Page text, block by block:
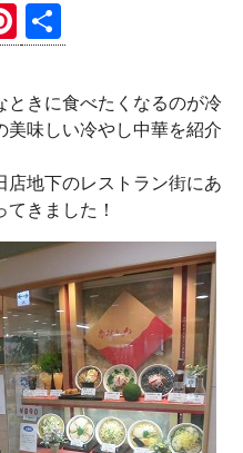
Pi
nt
er
es
t
有
ときに食べたくなるのが冷
味しい冷やし中華を紹介
店地下のレストラン街にあ
きました！